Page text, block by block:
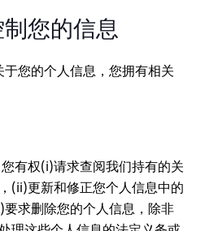
您的信息
您的个人信息，您拥有相关
您有权(i)请求查阅我们持有的关
(ii)更新和修正您个人信息中的
求删除您的个人信息，除非